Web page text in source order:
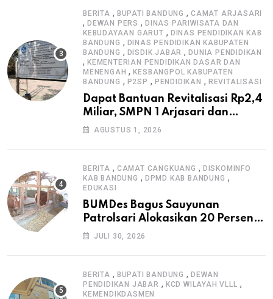
BERITA , BUPATI BANDUNG ,CAMAT ARJASARI
, DEWAN PERS , DINAS PARIWISATA DAN
KEBUDAYAAN GARUT , DINAS PENDIDIKAN KAB
BANDUNG , DINAS PENDIDIKAN KABUPATEN
BANDUNG , DISDIK JABAR ,DUNIA PENDIDIKAN
, KEMENTERIAN PENDIDIKAN DASAR DAN
MENENGAH ,KESBANGPOL KABUPATEN
BANDUNG , P2SP , PENDIDIKAN , REVITALISASI
Dapat Bantuan Revitalisasi Rp2,4
Miliar, SMPN 1 Arjasari dan
Masyarakat Sambut Antusias
AGUSTUS 1, 2026
BERITA , CAMAT CANGKUANG , DISKOMINFO
KAB BANDUNG , DPMD KAB BANDUNG ,
EDUKASI
BUMDes Bagus Sauyunan
Patrolsari Alokasikan 20 Persen
Dana Desa untuk Ketahanan
JULI 30, 2026
BERITA , BUPATI BANDUNG ,DEWAN
PENDIDIKAN JABAR , KCD WILAYAH VLLL ,
KEMENDIKDASMEN